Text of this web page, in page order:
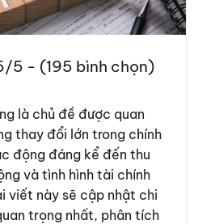
5 - (195 bình chọn)
là chủ đề được quan
thay đổi lớn trong chính
động đáng kể đến thu
và tình hình tài chính
viết này sẽ cập nhật chi
trọng nhất, phân tích